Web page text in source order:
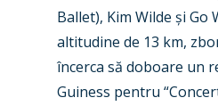
Ballet), Kim Wilde și Go
altitudine de 13 km,
încerca să doboare un
Guiness pentru